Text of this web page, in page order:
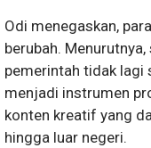
Odi menegaskan,
berubah.
pemerintah tidak lagi
menjadi instrumen
konten kreatif yang
hingga luar negeri.